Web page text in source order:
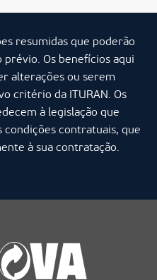
resumidas que poderão
Os benefícios aqui
alterações ou serem
critério da ITURAN. Os
à legislação que
condições contratuais, que
à sua contratação.